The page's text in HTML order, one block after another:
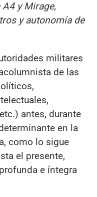
y Mirage,
y autonomía de
militares
de las
antes, durante
en la
como lo sigue
el presente,
e íntegra